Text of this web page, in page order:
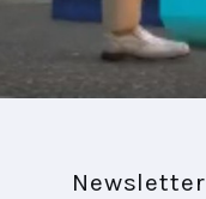
Newsletter